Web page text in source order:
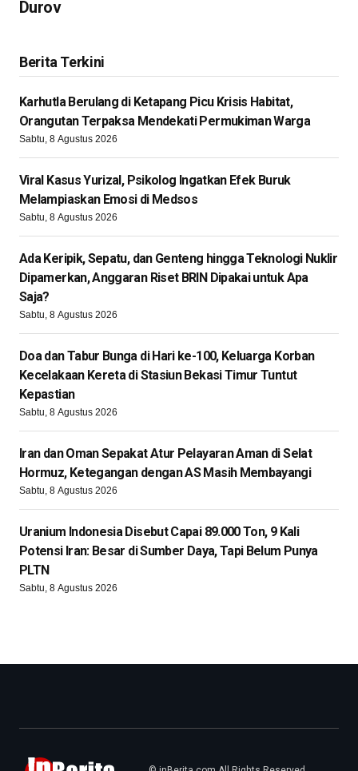
Durov
Berita Terkini
Karhutla Berulang di Ketapang Picu Krisis Habitat,
Orangutan Terpaksa Mendekati Permukiman Warga
Sabtu, 8 Agustus 2026
Viral Kasus Yurizal, Psikolog Ingatkan Efek Buruk
Melampiaskan Emosi di Medsos
Sabtu, 8 Agustus 2026
Ada Keripik, Sepatu, dan Genteng hingga Teknologi Nuklir
Dipamerkan, Anggaran Riset BRIN Dipakai untuk Apa
Saja?
Sabtu, 8 Agustus 2026
Doa dan Tabur Bunga di Hari ke-100, Keluarga Korban
Kecelakaan Kereta di Stasiun Bekasi Timur Tuntut
Kepastian
Sabtu, 8 Agustus 2026
Iran dan Oman Sepakat Atur Pelayaran Aman di Selat
Hormuz, Ketegangan dengan AS Masih Membayangi
Sabtu, 8 Agustus 2026
Uranium Indonesia Disebut Capai 89.000 Ton, 9 Kali
Potensi Iran: Besar di Sumber Daya, Tapi Belum Punya
PLTN
Sabtu, 8 Agustus 2026